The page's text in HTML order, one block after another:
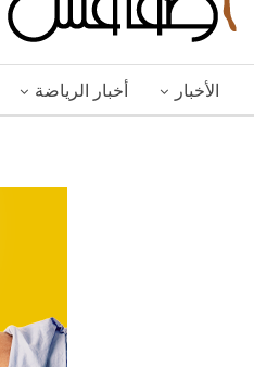
الأخبار أخبار الرياضة